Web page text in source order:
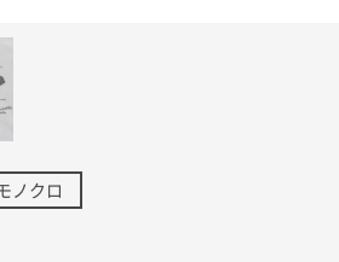
ノクロ